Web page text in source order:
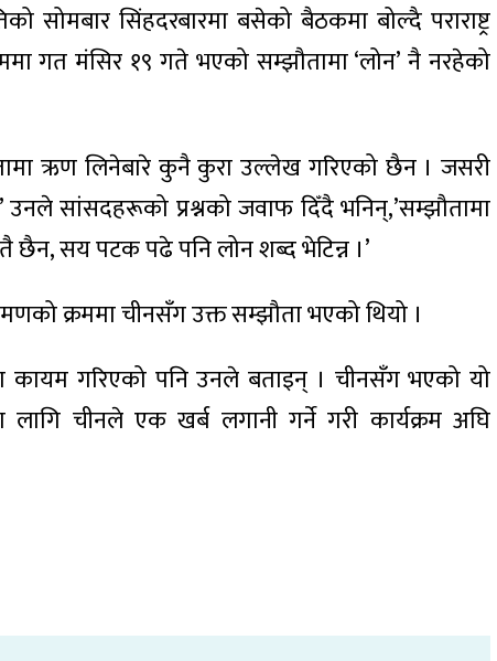
सोमबार सिंहदरबारमा बसेको बैठकमा बोल्दै पराराष्ट्र
गत मंसिर १९ गते भएको सम्झौतामा ‘लोन’ नै नरहेको
ऋण लिनेबारे कुनै कुरा उल्लेख गरिएको छैन । जसरी
सांसदहरूको प्रश्नको जवाफ दिँदै भनिन्,’सम्झौतामा
छैन, सय पटक पढे पनि लोन शब्द भेटिन्न ।’
क्रममा चीनसँग उक्त सम्झौता भएको थियो ।
कायम गरिएको पनि उनले बताइन् । चीनसँग भएको यो
चीनले एक खर्ब लगानी गर्ने गरी कार्यक्रम अघि